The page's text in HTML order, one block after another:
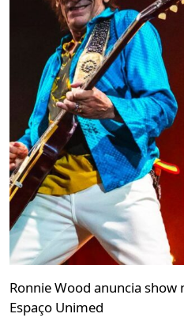
Ronnie Wood anuncia
Espaço Unimed